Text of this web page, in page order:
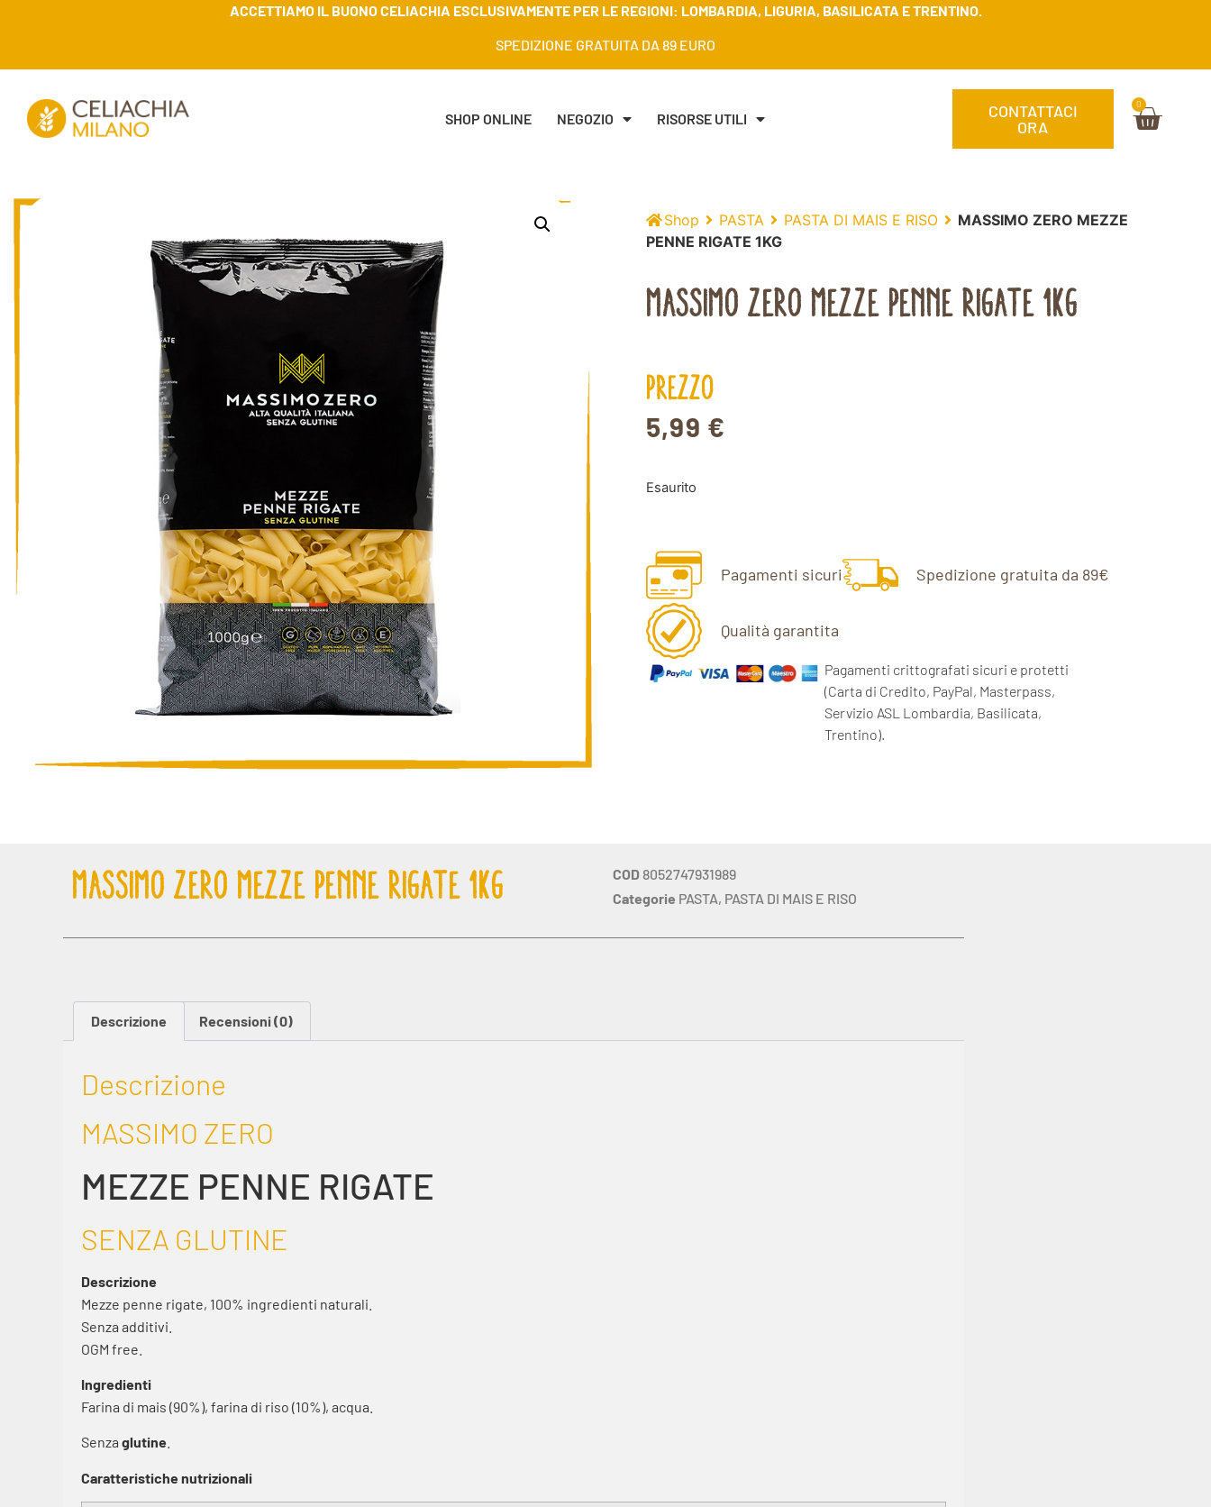
ACCETTIAMO IL BUONO CELIACHIA ESCLUSIVAMENTE PER LE REGIONI: LOMBARDIA, LIGURIA, BASILICATA E TRENTINO.
SPEDIZIONE GRATUITA DA 89 EURO
SHOP ONLINE NEGOZIO RISORSE UTILI
CONTATTACI
ORA
0
Shop PASTA PASTA DI MAIS E RISO
MASSIMO ZERO MEZZE
PENNE RIGATE 1KG
MASSIMO ZERO MEZZE PENNE RIGATE 1KG
PREZZO
5,99 €
Esaurito
Pagamenti sicuri Spedizione gratuita da 89€
Qualità garantita
Pagamenti crittografati sicuri e protetti
(Carta di Credito, PayPal, Masterpass,
Servizio ASL Lombardia, Basilicata,
Trentino).
MASSIMO ZERO MEZZE PENNE RIGATE 1KG COD 8052747931989
Categorie PASTA, PASTA DI MAIS E RISO
Descrizione Recensioni (0)
Descrizione
MASSIMO ZERO
MEZZE PENNE RIGATE
SENZA GLUTINE
Descrizione
Mezze penne rigate, 100% ingredienti naturali.
Senza additivi.
OGM free.
Ingredienti
Farina di mais (90%), farina di riso (10%), acqua.
Senza glutine
Caratteristiche nutrizionali